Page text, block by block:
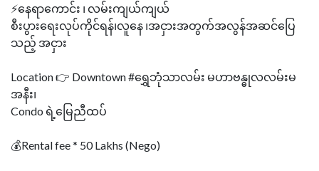
⚡နေရာကောင်း ၊ လမ်းကျယ်ကျယ်
စီးပွားရေးလုပ်ကိုင်ရန်၊လူနေ ၊အငှားအတွက်အလွန်အဆင်‌ပြေ
သည့် အငှား
Location 👉 Downtown #ရွှေဘုံသာလမ်း မဟာဗန္ဓုလလမ်းမ
အနီး၊
Condo ရဲ့မြေညီထပ်
💰Rental fee * 50 Lakhs (Nego)